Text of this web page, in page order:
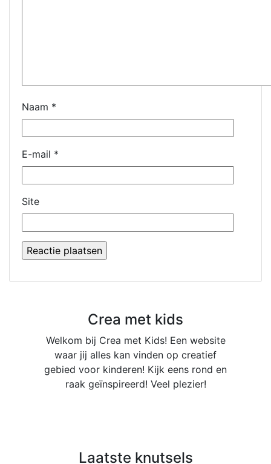
Naam *
E-mail *
Site
Crea met kids
Welkom bij Crea met Kids! Een website
waar jij alles kan vinden op creatief
gebied voor kinderen! Kijk eens rond en
raak geïnspireerd! Veel plezier!
Laatste knutsels